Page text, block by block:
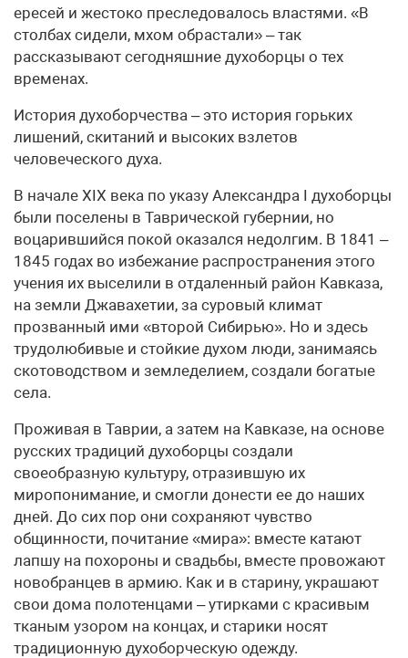
ересей и жестоко преследовалось властями. «В
столбах сидели, мхом обрастали» – так
рассказывают сегодняшние духоборцы о тех
временах.
История духоборчества – это история горьких
лишений, скитаний и высоких взлетов
человеческого духа.
В начале XIX века по указу Александра I духоборцы
были поселены в Таврической губернии, но
воцарившийся покой оказался недолгим. В 1841 –
1845 годах во избежание распространения этого
учения их выселили в отдаленный район Кавказа,
на земли Джавахетии, за суровый климат
прозванный ими «второй Сибирью». Но и здесь
трудолюбивые и стойкие духом люди, занимаясь
скотоводством и земледелием, создали богатые
села.
Проживая в Таврии, а затем на Кавказе, на основе
русских традиций духоборцы создали
своеобразную культуру, отразившую их
миропонимание, и смогли донести ее до наших
дней. До сих пор они сохраняют чувство
общинности, почитание «мира»: вместе катают
лапшу на похороны и свадьбы, вместе провожают
новобранцев в армию. Как и в старину, украшают
свои дома полотенцами – утирками с красивым
тканым узором на концах, и старики носят
традиционную духоборческую одежду.